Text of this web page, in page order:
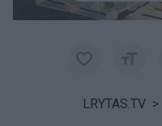
LRYTAS.TV >